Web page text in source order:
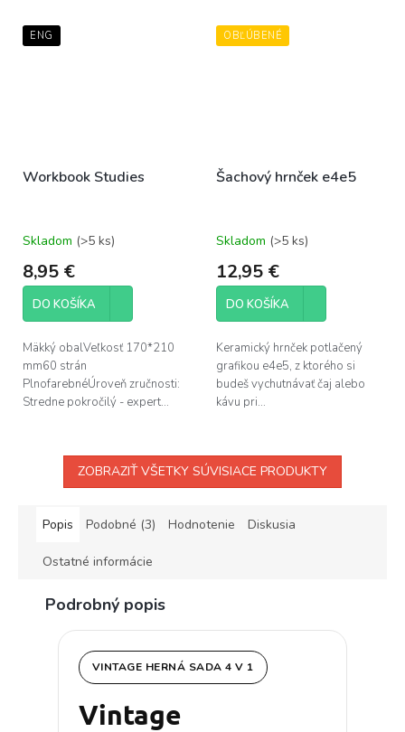
ENG
Workbook Studies
Skladom (>5 ks)
8,95 €
DO KOŠÍKA
Mäkký obalVeľkosť 170*210
mm60 strán
PlnofarebnéÚroveň zručnosti:
Stredne pokročilý - expert...
OBĽÚBENÉ
Šachový hrnček e4e5
Skladom (>5 ks)
12,95 €
DO KOŠÍKA
Keramický hrnček potlačený
grafikou e4e5, z ktorého si
budeš vychutnávať čaj alebo
kávu pri...
ZOBRAZIŤ VŠETKY SÚVISIACE PRODUKTY
Popis Podobné (3) Hodnotenie Diskusia
Ostatné informácie
Podrobný popis
VINTAGE HERNÁ SADA 4 V 1
Vintage